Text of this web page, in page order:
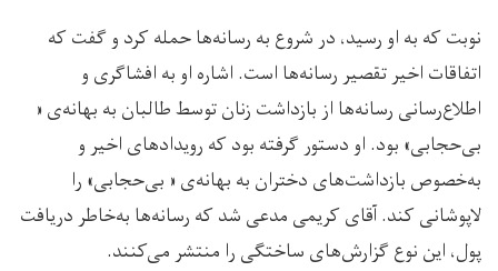
نوبت که به او رسید، در شروع به رسانه‌ها حمله‌ کرد و گفت که
اتفاقات اخیر تقصیر رسانه‌ها است. اشاره او به افشاگری و
اطلاع‌رسانی رسانه‌ها از بازداشت زنان توسط طالبان به بهانه‌ی «
بی‌حجابی» بود. او دستور گرفته بود که رویدادهای اخیر و
به‌خصوص بازداشت‌های دختران به بهانه‌ی « بی‌حجابی» را
لاپوشانی کند. آقای کریمی مدعی شد که رسانه‌ها به‌خاطر دریافت
پول، این نوع گزارش‌های ساختگی را منتشر می‌کنند.